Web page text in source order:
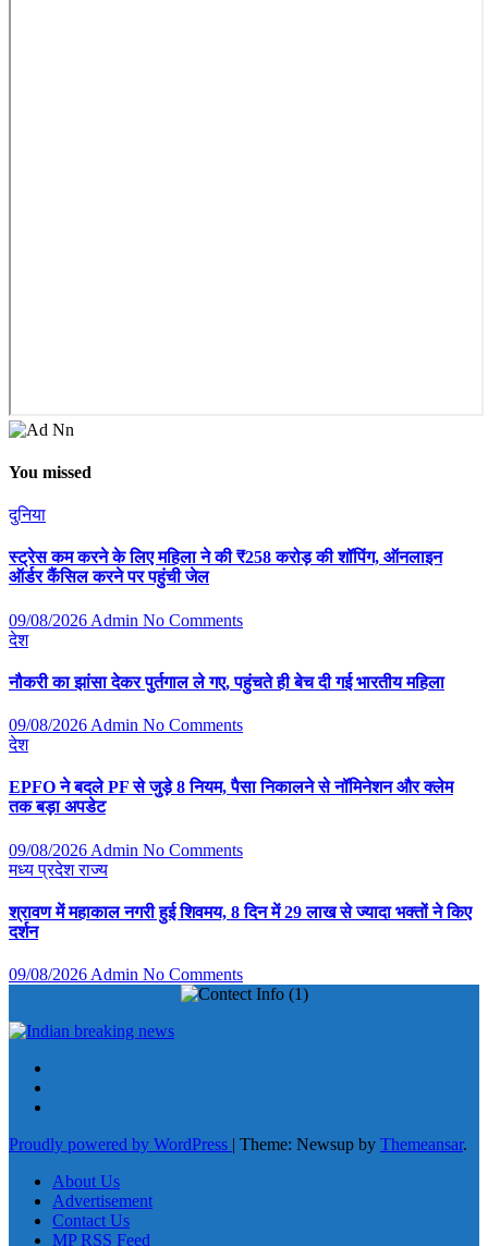
You missed
दुनिया
स्ट्रेस कम करने के लिए महिला ने की ₹258 करोड़ की शॉपिंग, ऑनलाइन
ऑर्डर कैंसिल करने पर पहुंची जेल
09/08/2026 Admin No Comments
देश
नौकरी का झांसा देकर पुर्तगाल ले गए, पहुंचते ही बेच दी गई भारतीय महिला
09/08/2026 Admin No Comments
देश
EPFO ने बदले PF से जुड़े 8 नियम, पैसा निकालने से नॉमिनेशन और क्लेम
तक बड़ा अपडेट
09/08/2026 Admin No Comments
मध्य प्रदेशराज्य
श्रावण में महाकाल नगरी हुई शिवमय, 8 दिन में 29 लाख से ज्यादा भक्तों ने किए
दर्शन
09/08/2026 Admin No Comments
Proudly powered by WordPress | Theme: Newsup by Themeansar.
About Us
Advertisement
Contact Us
MP RSS Feed